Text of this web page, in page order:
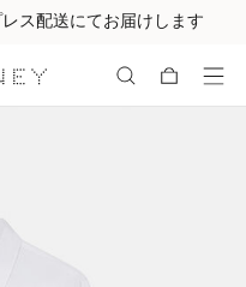
ス配送にてお届けします